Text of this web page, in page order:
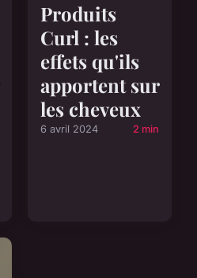
Produits
Curl : les
effets qu'ils
apportent sur
les cheveux
6 avril 2024 2 min